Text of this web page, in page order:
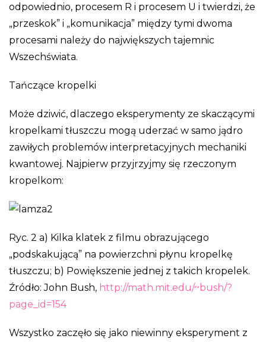
odpowiednio, procesem R i procesem U i twierdzi, że
„przeskok” i „komunikacja” między tymi dwoma
procesami należy do największych tajemnic
Wszechświata.
Tańczące kropelki
Może dziwić, dlaczego eksperymenty ze skaczącymi
kropelkami tłuszczu mogą uderzać w samo jądro
zawiłych problemów interpretacyjnych mechaniki
kwantowej. Najpierw przyjrzyjmy się rzeczonym
kropelkom:
Ryc. 2 a) Kilka klatek z filmu obrazującego
„podskakującą” na powierzchni płynu kropelkę
tłuszczu; b) Powiększenie jednej z takich kropelek.
Źródło: John Bush, http://math.mit.edu/~bush/?
page_id=154
Wszystko zaczęło się jako niewinny eksperyment z